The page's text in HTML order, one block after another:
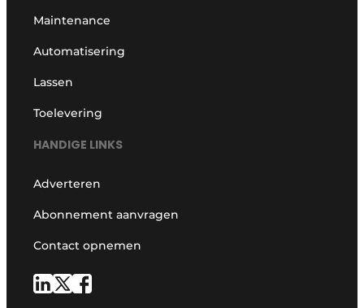
Maintenance
Automatisering
Lassen
Toelevering
HANDIGE LINKS
Adverteren
Abonnement aanvragen
Contact opnemen